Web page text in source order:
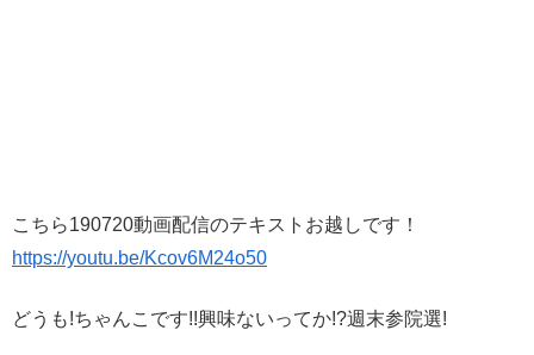
こちら190720動画配信のテキストお越しです！
https://youtu.be/Kcov6M24o50
どうも!ちゃんこです!!興味ないってか!?週末参院選!